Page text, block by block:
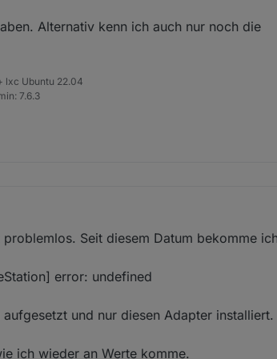
Datenpunkte auf Null gesetzt werden können.
erscheinen, wenn bei völliger Dunkelheit noch 3-10
kann man jetzt über
Alternativ kenn ich auch nur noch die
lxc Ubuntu 22.04
7.6.3
die durch einen Wechselrichter "Bosswerk
App "Solarman" beobachtet wird. Der Adapter holt
Seit diesem Datum bekomme
error: undefined
und nur diesen Adapter installiert.
ich wieder an Werte komme.